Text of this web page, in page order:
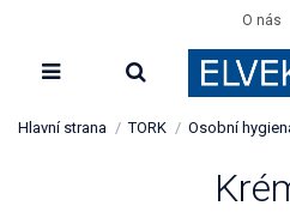
O nás
Hlavní strana TORK Osobní